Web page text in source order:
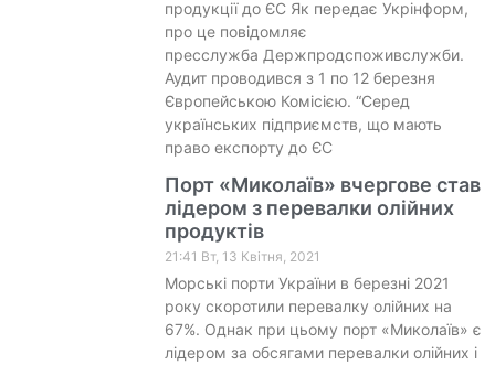
продукції до ЄС Як передає Укрінформ,
про це повідомляє
пресслужба Держпродспоживслужби.
Аудит проводився з 1 по 12 березня
Європейською Комісією. “Серед
українських підприємств, що мають
право експорту до ЄС
Порт «Миколаїв» вчергове став
лідером з перевалки олійних
продуктів
21:41 Вт, 13 Квітня, 2021
Морські порти України в березні 2021
року скоротили перевалку олійних на
67%. Однак при цьому порт «Миколаїв» є
лідером за обсягами перевалки олійних і